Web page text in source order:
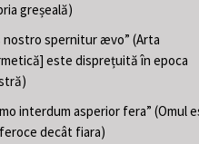
greșeală)
nostro spernitur ævo” (Arta
este disprețuită în epoca
interdum asperior fera” (Omul
decât fiara)